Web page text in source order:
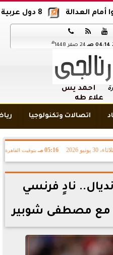
8 دول عربية وإسلامية تدين اقتحام المسجد الأقصى



04:14 صـ 24 صفر 1448 هـ
أحمد يس
علاء طه
اتصالات وتكنولوجيا
30 يونيو 2026 05:16 مـ بتوقيت القاهرة
نادٍ فرنسي
مع مصطفى شوبير